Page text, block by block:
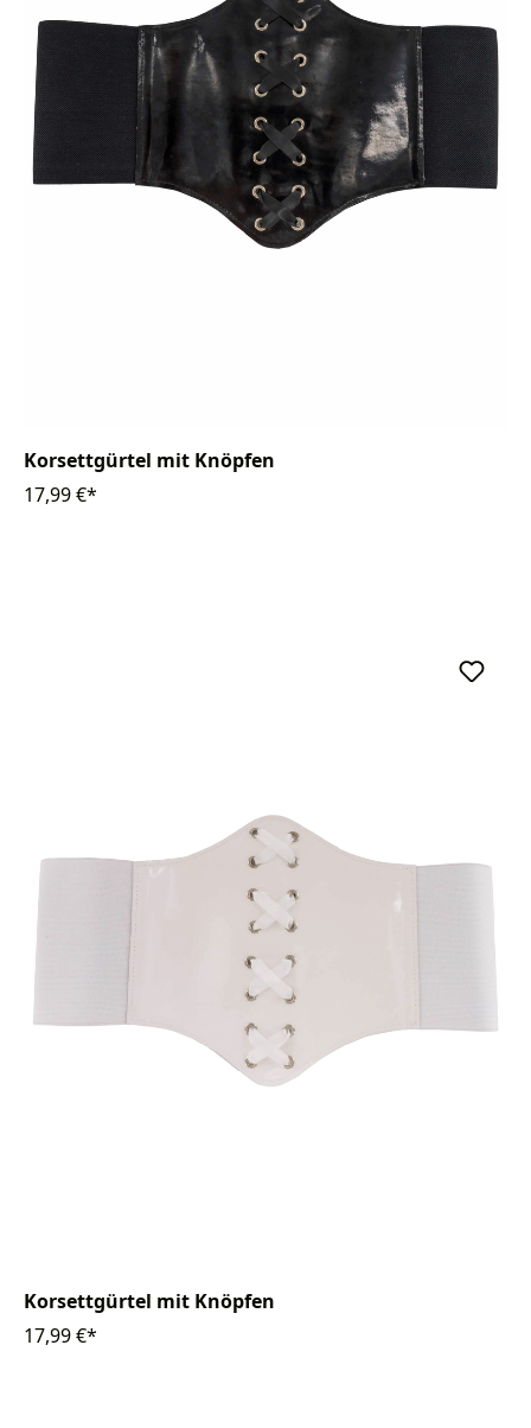
Korsettgürtel mit Knöpfen
17,99 €*
Korsettgürtel mit Knöpfen
17,99 €*